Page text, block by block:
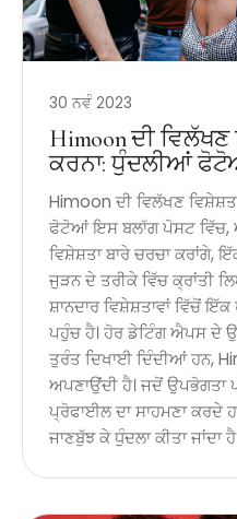
30 ਨਵੰ 2023
Himoon ਦੀ
ਕਰਨਾ: ਧੁੰਦਲੀਆਂ
Himoon ਦੀ ਵਿਲੱਖਣ
ਫੋਟੋਆਂ ਇਸ ਬਲਾੱਗ ਪੋਸਟ ਵਿੱਚ,
ਵਿਸ਼ੇਸ਼ਤਾ ਬਾਰੇ ਚਰਚਾ ਕਰਾਂਗੇ,
ਜੁੜਨ ਦੇ ਤਰੀਕੇ ਵਿੱਚ ਕ੍ਰਾਂਤੀ
ਸ਼ਾਨਦਾਰ ਵਿਸ਼ੇਸ਼ਤਾਵਾਂ ਵਿੱਚੋਂ
ਪਹੁੰਚ ਹੈ। ਹੋਰ ਡੇਟਿੰਗ ਐਪਸ ਦੇ
ਤੁਰੰਤ ਦਿਖਾਈ ਦਿੰਦੀਆਂ ਹਨ,
ਅਪਣਾਉਂਦੀ ਹੈ। ਜਦੋਂ ਉਪਭੋਗਤਾ
ਪ੍ਰੋਫਾਈਲ ਦਾ ਸਾਹਮਣਾ ਕਰਦੇ
ਜਾਣਬੁੱਝ ਕੇ ਧੁੰਦਲਾ ਕੀਤਾ ਜਾਂਦਾ